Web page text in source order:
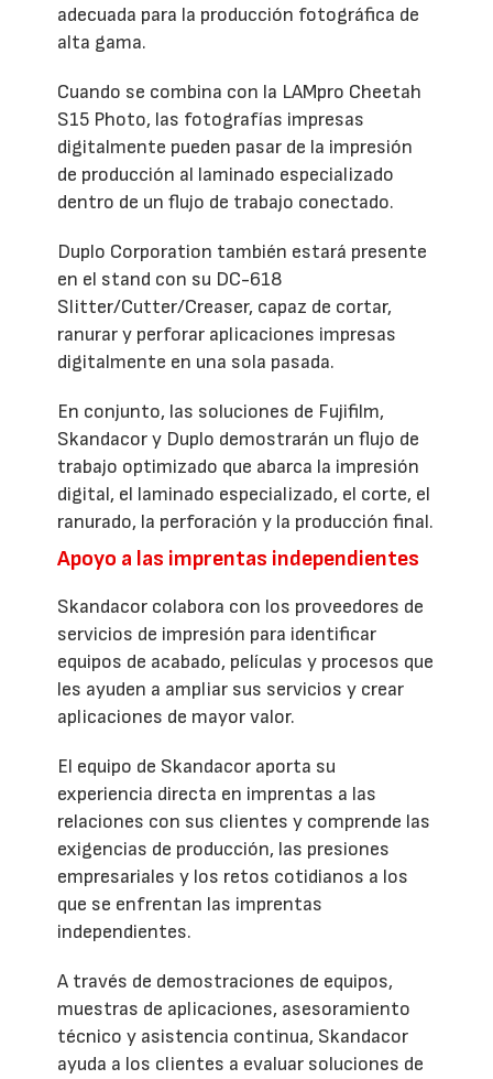
adecuada para la producción fotográfica de
alta gama.
Cuando se combina con la LAMpro Cheetah
S15 Photo, las fotografías impresas
digitalmente pueden pasar de la impresión
de producción al laminado especializado
dentro de un flujo de trabajo conectado.
Duplo Corporation también estará presente
en el stand con su DC-618
Slitter/Cutter/Creaser, capaz de cortar,
ranurar y perforar aplicaciones impresas
digitalmente en una sola pasada.
En conjunto, las soluciones de Fujifilm,
Skandacor y Duplo demostrarán un flujo de
trabajo optimizado que abarca la impresión
digital, el laminado especializado, el corte, el
ranurado, la perforación y la producción final.
Apoyo a las imprentas independientes
Skandacor colabora con los proveedores de
servicios de impresión para identificar
equipos de acabado, películas y procesos que
les ayuden a ampliar sus servicios y crear
aplicaciones de mayor valor.
El equipo de Skandacor aporta su
experiencia directa en imprentas a las
relaciones con sus clientes y comprende las
exigencias de producción, las presiones
empresariales y los retos cotidianos a los
que se enfrentan las imprentas
independientes.
A través de demostraciones de equipos,
muestras de aplicaciones, asesoramiento
técnico y asistencia continua, Skandacor
ayuda a los clientes a evaluar soluciones de